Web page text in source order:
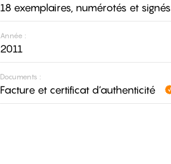
18 exemplaires, numérotés et signés
Année :
2011
Documents :
Facture et certificat d’authenticité